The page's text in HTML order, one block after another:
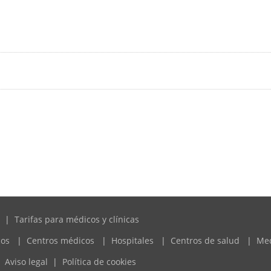
| Tarifas para médicos y clínicas
| Centros médicos | Hospitales | Centros de salud |
Aviso legal
| Política de cookies